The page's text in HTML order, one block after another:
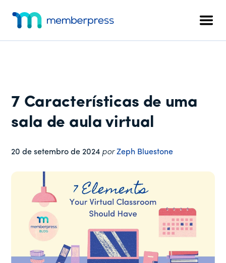
para
conteúdo
para
barra
para
rodapé
adicional
completo
para
WordPress
7 Características de uma
sala de aula virtual
20 de setembro de 2024 porZeph Bluestone